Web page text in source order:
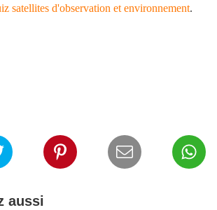
satellites d'observation et environnement.
aussi